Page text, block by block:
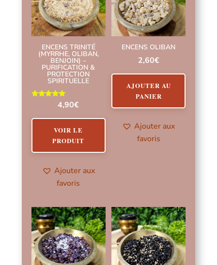
ENCENS TRINITÉ
(MYRRHE, OLIBAN,
BENJOIN) –
PURIFICATION &
PROTECTION
SPIRITUELLE
4,90€
VOIR LE
PRODUIT
Ajouter aux
favoris
ENCENS OLIBAN
2,60€
AJOUTER AU
PANIER
Ajouter aux
favoris